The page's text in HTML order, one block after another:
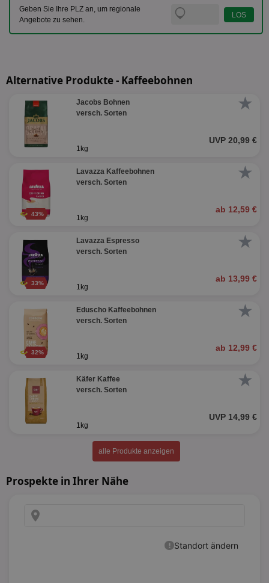
Geben Sie Ihre PLZ an, um regionale
Angebote zu sehen.
Alternative Produkte - Kaffeebohnen
★
Jacobs Bohnen
versch. Sorten
UVP 20,99 €
1kg
★
43%
Lavazza Kaffeebohnen
versch. Sorten
ab 12,59 €
1kg
★
33%
Lavazza Espresso
versch. Sorten
ab 13,99 €
1kg
★
32%
Eduscho Kaffeebohnen
versch. Sorten
ab 12,99 €
1kg
★
Käfer Kaffee
versch. Sorten
UVP 14,99 €
1kg
alle Produkte anzeigen
Prospekte in Ihrer Nähe